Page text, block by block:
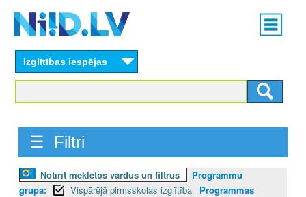
content
Main
menu
Izglītības iespējas
☰ Filtri
Notīrīt meklētos vārdus un filtrus
Programmu
grupa:
Vispārējā pirmsskolas izglītība
Programmas